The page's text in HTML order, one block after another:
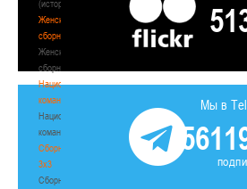
(история)
Женские
сборные
Женские
сборные
Национальная
команда
Национальная
команда
Сборные
3х3
Сборные
Мы в